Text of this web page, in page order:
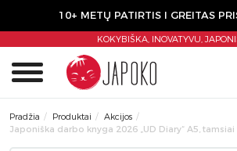
10+ METŲ PATIRTIS I GREITAS
KOKYBIŠKA, INOVATYVU,
Pradžia Produktai
Akcijos
Japoniška darbo knyga 2026 „UD Diary“ A5,